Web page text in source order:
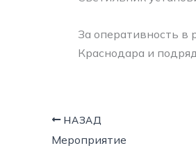
За оперативность в
Краснодара и
НАЗАД
Мероприятие